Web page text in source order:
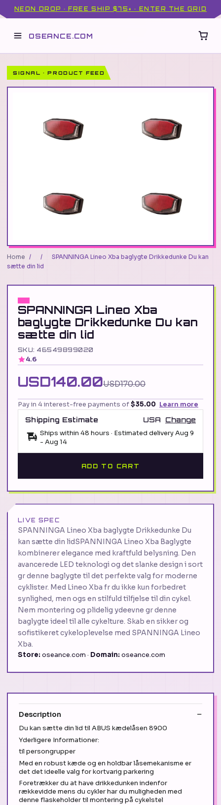
NEON DROP · FREE SHIP $75+ · ENTER THE GRID
OSEANCE.COM
SIGNAL · PRODUCT FEED
Home / /
SPANNINGA Lineo Xba baglygte Drikkedunke Du kan
sætte din lid
SPANNINGA Lineo Xba
baglygte Drikkedunke Du kan
sætte din lid
SKU: 46549899020
4.6
USD140.00USD170.00
Pay in 4 interest-free payments of$35.00 Learn more
Shipping Estimate
USA
Change
Ships within 48 hours · Estimated deliveryAug 9
- Aug 14
ADD TO CART
LIVE SPEC
SPANNINGA Lineo Xba baglygte Drikkedunke Du
kan sætte din lidSPANNINGA Lineo Xba Baglygte
kombinerer elegance med kraftfuld belysning. Den
avancerede LED teknologi og det slanke design i sort
gr denne baglygte til det perfekte valg for moderne
cyklister. Med Lineo Xba fr du ikke kun forbedret
synlighed, men ogs en stilfuld tilfjelse til din cykel.
Nem montering og plidelig ydeevne gr denne
baglygte ideel til alle cykelture. Skab en sikker og
sofistikeret cykeloplevelse med SPANNINGA Lineo
Xba.
Store: oseance.com · Domain: oseance.com
Description
Du kan sætte din lid til ABUS kædelåsen 8900
Yderligere Informationer:
til persongrupper
Med en robust kæde og en holdbar låsemekanisme er
det det ideelle valg for kortvarig parkering
Foretrækker du at have drikkedunken indenfor
rækkevidde mens du cykler har du muligheden med
denne flaskeholder til montering på cykelstel